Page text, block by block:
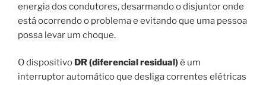
energia dos condutores, desarmando o disjuntor onde
está ocorrendo o problema e evitando que uma pessoa
possa levar um choque.
O dispositivo DR (diferencial residual)é um
interruptor automático que desliga correntes elétricas